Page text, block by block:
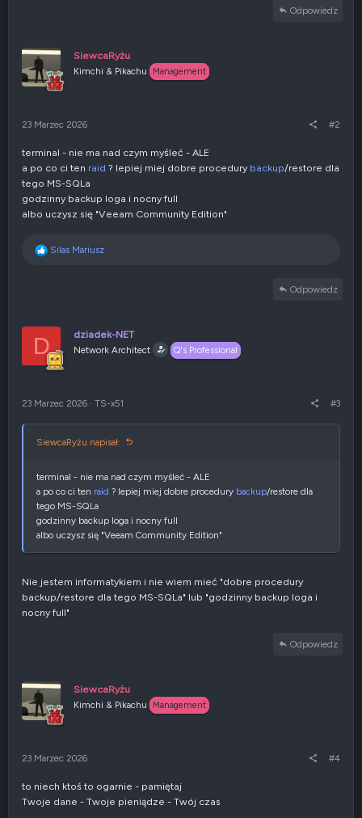
Odpowiedz
SiewcaRyżu
Kimchi & Pikachu Management
23 Marzec 2026 #2
terminal - nie ma nad czym myśleć - ALE
a po co ci ten raid ? lepiej miej dobre procedury backup/restore dla
tego MS-SQLa
godzinny backup loga i nocny full
albo uczysz się "Veeam Community Edition"
R
:
Silas Mariusz
Odpowiedz
D dziadek-NET
Network Architect Q's Professional
23 Marzec 2026 · TS-x51 #3
SiewcaRyżu napisał:
terminal - nie ma nad czym myśleć - ALE
a po co ci ten raid ? lepiej miej dobre procedury backup/restore dla
tego MS-SQLa
godzinny backup loga i nocny full
albo uczysz się "Veeam Community Edition"
Nie jestem informatykiem i nie wiem mieć "dobre procedury
backup/restore dla tego MS-SQLa" lub "godzinny backup loga i
nocny full"
Odpowiedz
SiewcaRyżu
Kimchi & Pikachu Management
23 Marzec 2026 #4
to niech ktoś to ogarnie - pamiętaj
Twoje dane - Twoje pieniądze - Twój czas